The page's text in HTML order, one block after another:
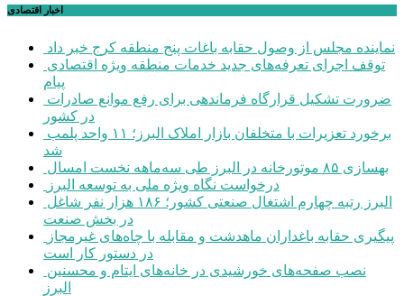
اخبار اقتصادی
نماینده مجلس از وصول حقابه باغات پنج منطقه کرج خبر داد
پیام
در کشور
شد
بهسازی ۸۵ موتورخانه در البرز طی سه‌ماهه نخست امسال
درخواست نگاه ویژه ملی به توسعه البرز
در بخش صنعت
در دستور کار است
البرز